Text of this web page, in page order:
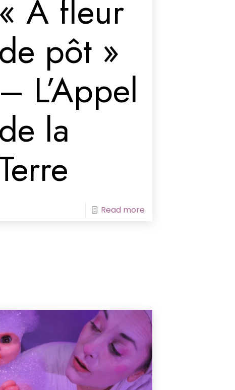
« À fleur
de pôt »
– L’Appel
de la
Read more